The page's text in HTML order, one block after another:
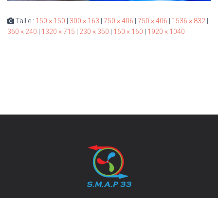
Taille : 150 × 150 300 × 163 750 × 406 750 × 406 1536 × 832
360 × 240
1320 × 715 230 × 350 160 × 160 1920 × 1040